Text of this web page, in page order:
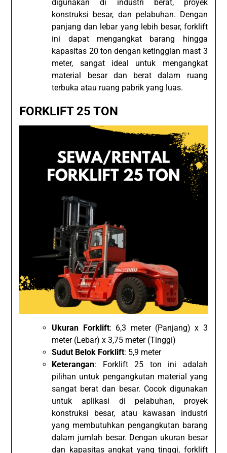
digunakan di industri berat, proyek
konstruksi besar, dan pelabuhan. Dengan
panjang dan lebar yang lebih besar, forklift
ini dapat mengangkat barang hingga
kapasitas 20 ton dengan ketinggian mast 3
meter, sangat ideal untuk mengangkat
material besar dan berat dalam ruang
terbuka atau ruang pabrik yang luas.
FORKLIFT 25 TON
Ukuran Forklift: 6,3 meter (Panjang) x 3
meter (Lebar) x 3,75 meter (Tinggi)
Sudut Belok Forklift: 5,9 meter
Keterangan: Forklift 25 ton ini adalah
pilihan untuk pengangkutan material yang
sangat berat dan besar. Cocok digunakan
untuk aplikasi di pelabuhan, proyek
konstruksi besar, atau kawasan industri
yang membutuhkan pengangkutan barang
dalam jumlah besar. Dengan ukuran besar
dan kapasitas angkat yang tinggi, forklift